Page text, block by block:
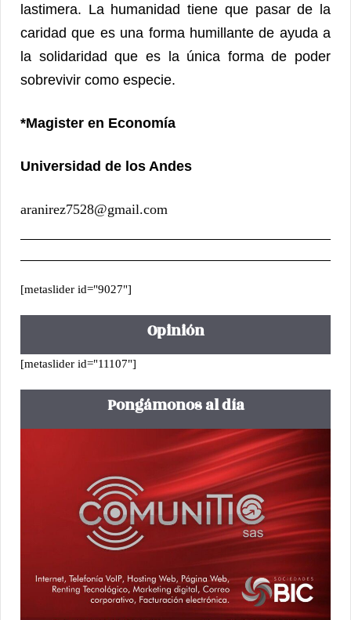
lastimera. La humanidad tiene que pasar de la
caridad que es una forma humillante de ayuda a
la solidaridad que es la única forma de poder
sobrevivir como especie.
*Magister en Economía
Universidad de los Andes
aranirez7528@gmail.com
[metaslider id="9027"]
Opinión
[metaslider id="11107"]
Pongámonos al día